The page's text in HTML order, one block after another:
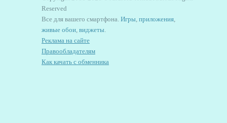
Reserved
Все для вашего смартфона. Игры, приложения,
живые обои, виджеты.
Реклама на сайте
Правообладателям
Как качать с обменника